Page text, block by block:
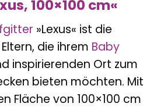
100×100 cm«
»Lexus« ist die
die ihrem Baby
inspirierenden Ort zum
bieten möchten. Mit
Fläche von 100×100 cm